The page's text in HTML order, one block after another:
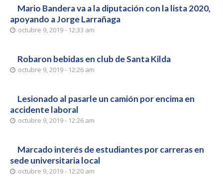
Mario Bandera va a la diputación con la lista 2020,
apoyando a Jorge Larrañaga
octubre 9, 2019 - 12:33 am
Robaron bebidas en club de Santa Kilda
octubre 9, 2019 - 12:26 am
Lesionado al pasarle un camión por encima en
accidente laboral
octubre 9, 2019 - 12:26 am
Marcado interés de estudiantes por carreras en
sede universitaria local
octubre 9, 2019 - 12:20 am